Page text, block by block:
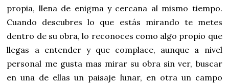
propia, llena de enigma y cercana al mismo tiempo.
Cuando descubres lo que estás mirando te metes
dentro de su obra, lo reconoces como algo propio que
llegas a entender y que complace, aunque a nivel
personal me gusta mas mirar su obra sin ver, buscar
en una de ellas un paisaje lunar, en otra un campo